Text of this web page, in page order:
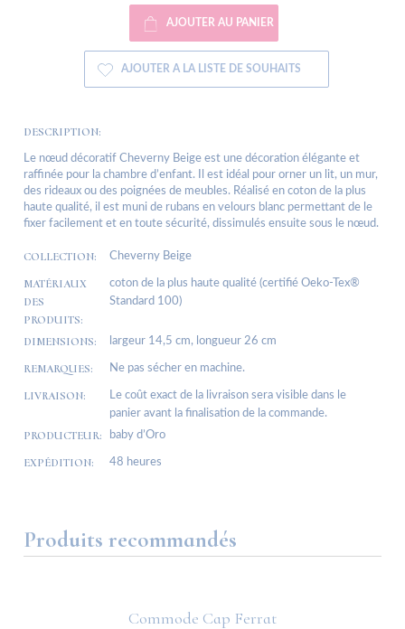
AJOUTER AU PANIER
AJOUTER A LA LISTE DE SOUHAITS
DESCRIPTION:
Le nœud décoratif Cheverny Beige est une décoration élégante et
raffinée pour la chambre d’enfant. Il est idéal pour orner un lit, un mur,
des rideaux ou des poignées de meubles. Réalisé en coton de la plus
haute qualité, il est muni de rubans en velours blanc permettant de le
fixer facilement et en toute sécurité, dissimulés ensuite sous le nœud.
COLLECTION: Cheverny Beige
MATÉRIAUX
DES
PRODUITS:
coton de la plus haute qualité (certifié Oeko-Tex®
Standard 100)
DIMENSIONS: largeur 14,5 cm, longueur 26 cm
REMARQUES: Ne pas sécher en machine.
LIVRAISON:
Le coût exact de la livraison sera visible dans le
panier avant la finalisation de la commande.
PRODUCTEUR: baby d’Oro
EXPÉDITION: 48 heures
Produits recommandés
Commode Cap Ferrat